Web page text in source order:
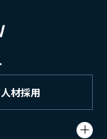
人材採用